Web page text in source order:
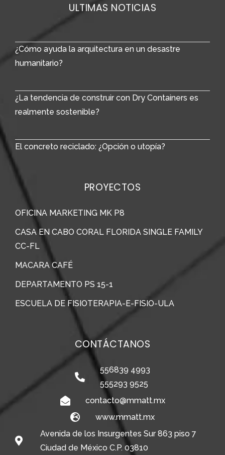
ULTIMAS NOTICIAS
¿Cómo ayuda la arquitectura en un desastre
humanitario?
¿La tendencia de construir con Dry Containers es
realmente sostenible?
El concreto reciclado: ¿Opción o utopía?
PROYECTOS
OFICINA MARKETING MK P8
CASA EN CABO CORAL FLORIDA SINGLE FAMILY
CC-FL
MACARA CAFÉ
DEPARTAMENTO PS 15-1
ESCUELA DE FISIOTERAPIA-E-FISIO-ULA
CONTÁCTANOS
556839 4993
555293 9525
contacto@mmatt.mx
www.mmatt.mx
Avenida de los Insurgentes Sur 863 piso 7
Ciudad de México C.P. 03810